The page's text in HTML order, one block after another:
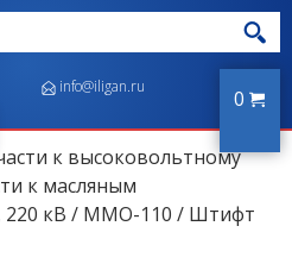
info@iligan.ru 0
к высоковольтному
к масляным
220 кВ / ММО-110 / Штифт